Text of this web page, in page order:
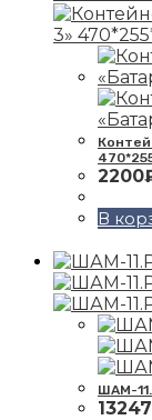
2200
В
ШАМ-
13247